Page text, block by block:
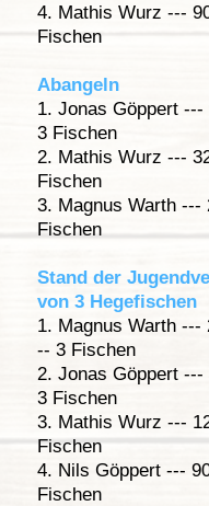
4. Mathis Wurz ---
Fischen
Abangeln
1. Jonas Göppert
3 Fischen
2. Mathis Wurz ---
Fischen
3. Magnus Warth
Fischen
Stand der
von 3 Hegefischen
1. Magnus Warth ---
-- 3 Fischen
2. Jonas Göppert
3 Fischen
3. Mathis Wurz ---
Fischen
4. Nils Göppert ---
Fischen